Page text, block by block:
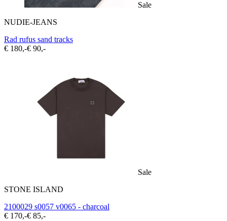
Sale
NUDIE-JEANS
Rad rufus sand tracks
€ 180,-€ 90,-
Sale
STONE ISLAND
2100029 s0057 v0065 - charcoal
€ 170,-€ 85,-